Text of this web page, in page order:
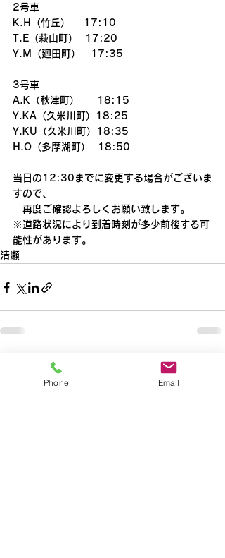
2号車
K.H（竹丘）　 17:10
T.E（萩山町）  17:20
Y.M（廻田町）　17:35
3号車
A.K（秋津町）     18:15
Y.KA（久米川町）18:25
Y.KU（久米川町）18:35
H.O（多摩湖町）  18:50
当日の12:30までに変更する場合がございま
すので、
再度ご確認よろしくお願い致します。
※道路状況により到着時刻が多少前後する可
能性があります。
清瀬
Phone Email